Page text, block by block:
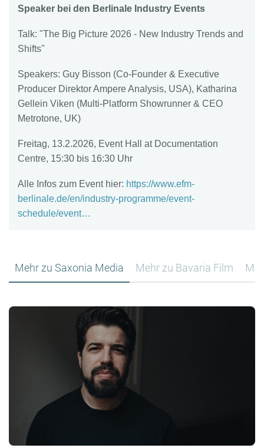
Speaker bei den Berlinale Industry Events
Talk: "The Big Picture 2026 - New Industry Trends and
Shifts"
Speakers: Guy Bisson (Co-Founder & Executive
Producer Direktor Ampere Analysis, USA), Katharina
Gellein Viken (Multi-Platform Showrunner & CEO
Metrotone, UK)
Freitag, 13.2.2026, Event Hall at Documentation
Centre, 15:30 bis 16:30 Uhr
Alle Infos zum Event hier: https://www.efm-
berlinale.de/en/industry-programme/event-
schedule/event…
Mehr zu Saxonia Media Mehr zu Bavaria Film